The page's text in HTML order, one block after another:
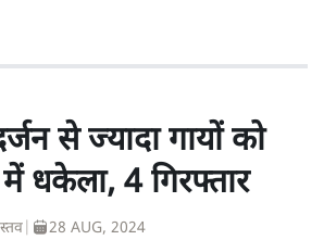
से ज्यादा गायों को
धकेला, 4 गिरफ्तार
28 AUG, 2024